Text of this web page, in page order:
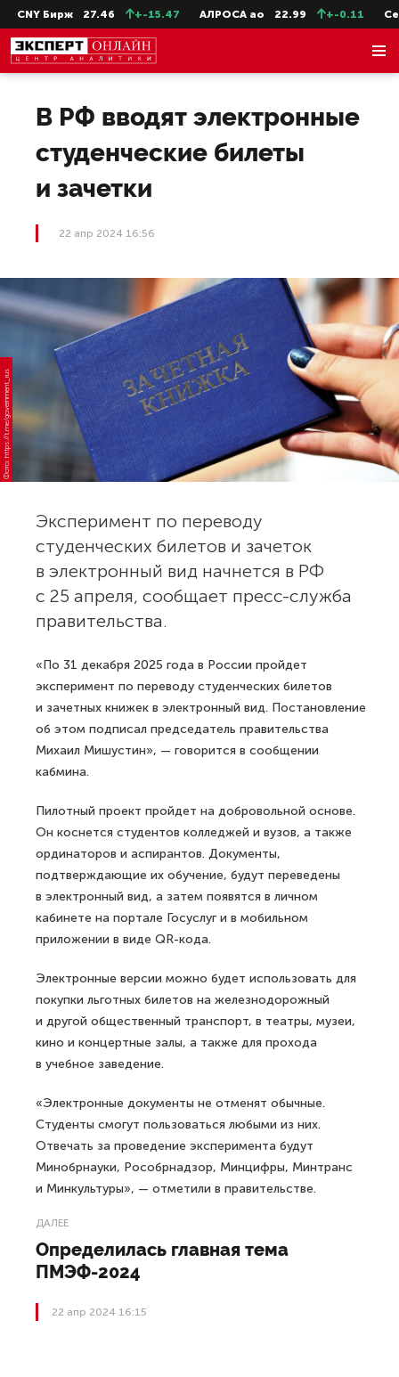
CNY Бирж 27.46 +-15.47 АЛРОСА ао 22.99 +-0.11
В РФ вводят электронные
студенческие билеты
и зачетки
22 апр 2024 16:56
Фото: https://t.me/government_rus
Эксперимент по переводу
студенческих билетов и зачеток
в электронный вид начнется в РФ
с 25 апреля, сообщает пресс-служба
правительства.
«По 31 декабря 2025 года в России пройдет
эксперимент по переводу студенческих билетов
и зачетных книжек в электронный вид. Постановление
об этом подписал председатель правительства
Михаил Мишустин», — говорится в сообщении
кабмина.
Пилотный проект пройдет на добровольной основе.
Он коснется студентов колледжей и вузов, а также
ординаторов и аспирантов. Документы,
подтверждающие их обучение, будут переведены
в электронный вид, а затем появятся в личном
кабинете на портале Госуслуг и в мобильном
приложении в виде QR-кода.
Электронные версии можно будет использовать для
покупки льготных билетов на железнодорожный
и другой общественный транспорт, в театры, музеи,
кино и концертные залы, а также для прохода
в учебное заведение.
«Электронные документы не отменят обычные.
Студенты смогут пользоваться любыми из них.
Отвечать за проведение эксперимента будут
Минобрнауки, Рособрнадзор, Минцифры, Минтранс
и Минкультуры», — отметили в правительстве.
ДАЛЕЕ
Определилась главная тема
ПМЭФ-2024
22 апр 2024 16:15